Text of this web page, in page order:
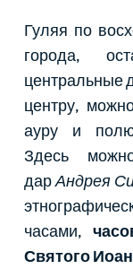
Гуляя по
города,
центральные
центру,
ауру и
Здесь
дарАндрея
часами,
Святого